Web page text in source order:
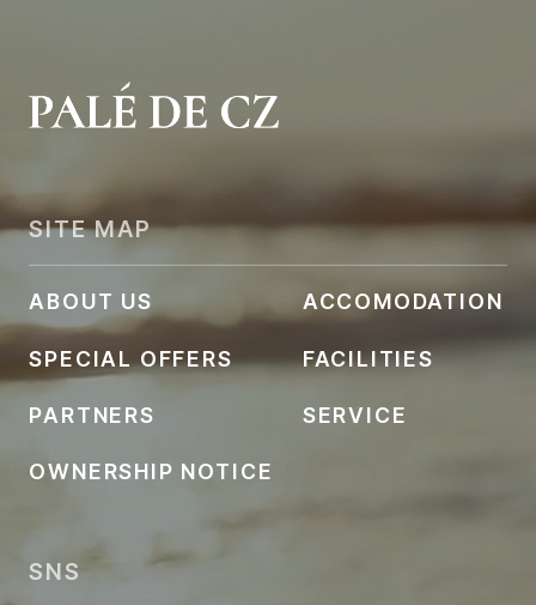
SITE MAP
ABOUT US ACCOMODATION
SPECIAL OFFERS FACILITIES
PARTNERS SERVICE
OWNERSHIP NOTICE
SNS